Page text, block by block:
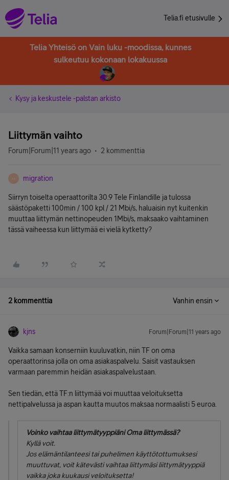
Telia.fi etusivulle
Telia Yhteisö on Vain luku -moodissa, kunnes
sulkeutuu kokonaan lokakuussa
Kysy ja keskustele -palstan arkisto
Liittymän vaihto
Forum|Forum|11 years ago 2 kommenttia
M migration
Siirryn toiselta operaattorilta 30.9 Tele Finlandille ja tulossa
säästöpaketti 100min / 100 kpl / 21 Mbi/s, haluaisin nyt kuitenkin
muuttaa liittymän nettinopeuden 1Mbi/s, maksaako vaihtaminen
tässä vaiheessa kun liittymää ei vielä kytketty?
2 kommenttia Vanhin ensin
kjns Forum|Forum|11 years ago
Vaikka samaan konserniin kuuluvatkin, niin TF on oma
operaattorinsa jolla on oma asiakaspalvelu. Saisit vastauksen
varmaan paremmin heidän asiakaspalvelustaan.
Sen tiedän, että TF:n liittymää voi muuttaa veloituksetta
nettipalvelussa ja aspan kautta muutos maksaa normaalisti 5 euroa.
Voinko vaihtaa liittymätyyppiäni Oma liittymässä?
Kyllä voit.
Jos elämäntilanteesi tai puhelimen käyttötottumuksesi
muuttuvat, voit kätevästi vaihtaa liittymäsi liittymätyyppiä
vaikka joka kuukausi veloituksetta!